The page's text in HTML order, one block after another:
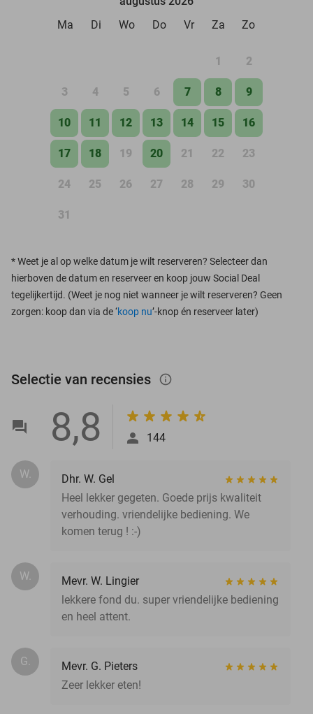
Ma
Di Wo Do Vr Za Zo
1 2
3 4 5 6 7 8 9
10 11 12 13 14 15 16
17 18 19 20 21 22 23
24 25 26 27 28 29 30
31
*Weet je al op welke datum je wilt reserveren? Selecteer dan
hierboven de datum en reserveer en koop jouw Social Deal
tegelijkertijd. (Weet je nog niet wanneer je wilt reserveren? Geen
zorgen: koop dan via de ‘koop nu’-knop én reserveer later)
Selectie van recensies info_outlined
8,8 144
W.
Dhr. W. Gel
Heel lekker gegeten. Goede prijs kwaliteit
verhouding. vriendelijke bediening. We
komen terug ! :-)
W.
Mevr. W. Lingier
lekkere fond du. super vriendelijke bediening
en heel attent.
G.
Mevr. G. Pieters
Zeer lekker eten!